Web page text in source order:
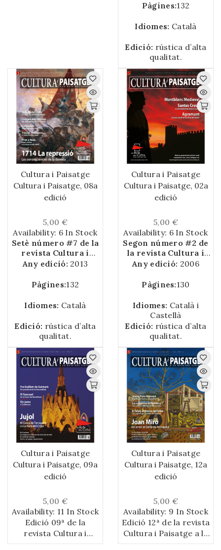
localitzar, els noms,
dels qui van formar
primers Torraires de
Montblanc.
Pàgines:132
Idiomes: Català
Edició: rústica d’alta
qualitat.
Cultura i Paisatge
Cultura i Paisatge, 08a
edició
5,00 €
Availability: 6 In Stock
Setè número #7 de la
revista Cultura i
Paisatge a la Ruta del
Any edició: 2013
Pàgines:132
Idiomes: Català
Edició: rústica d’alta
qualitat.
Cultura i Paisatge
Cultura i Paisatge, 02a
edició
5,00 €
Availability: 6 In Stock
Segon número #2 de
la revista Cultura i
Paisatge a la Ruta del
Any edició: 2006
Pàgines:130
Idiomes: Català i
Castellà
Edició: rústica d’alta
qualitat.
Cultura i Paisatge
Cultura i Paisatge, 09a
edició
5,00 €
Availability: 11 In Stock
Edició 09ª de la
revista Cultura i
Paisatge a la Ruta del
Cultura i Paisatge
Cultura i Paisatge, 12a
edició
5,00 €
Availability: 9 In Stock
Edició 12ª de la revista
Cultura i Paisatge a la
Ruta del Cister.